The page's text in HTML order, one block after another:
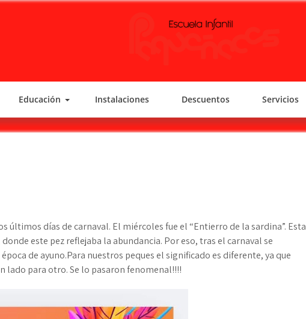
PEQUEÑECES
Educación Instalaciones Descuentos Servicios
últimos días de carnaval. El miércoles fue el “Entierro de la sardina”. Esta
este pez reflejaba la abundancia. Por eso, tras el carnaval se
de ayuno.Para nuestros peques el significado es diferente, ya que
lado para otro. Se lo pasaron fenomenal!!!!